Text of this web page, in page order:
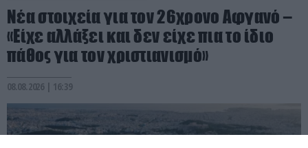
Νέα στοιχεία για τον 26χρονο Αφγανό –
«Είχε αλλάξει και δεν είχε πια το ίδιο
πάθος για τον χριστιανισμό»
08.08.2026 | 16:39